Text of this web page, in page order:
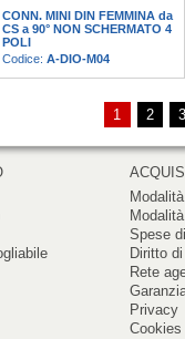
CONN. MINI DIN FEMMINA da
CS a 90° NON SCHERMATO 4
POLI
Codice: A-DIO-M04
1 2
Spese
Diritto
Rete
Privacy